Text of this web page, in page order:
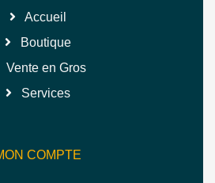
Accueil
Boutique
Vente en Gros
Services
COMPTE